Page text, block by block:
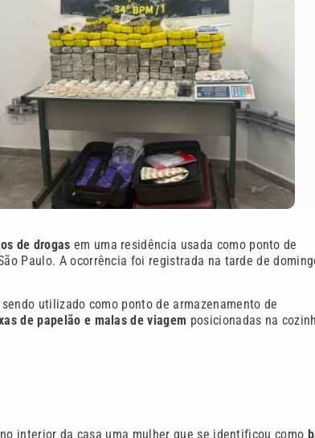
de drogas em uma residência usada como ponto de
Paulo. A ocorrência foi registrada na tarde de
utilizado como ponto de armazenamento de
de papelão e malas de viagem posicionadas na
interior da casa uma mulher que se identificou como